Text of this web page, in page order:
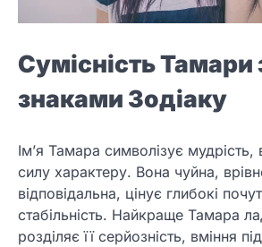
Сумісність Тамари
знаками Зодіаку
Ім’я Тамара символізує мудрість,
силу характеру. Вона чуйна,
відповідальна, цінує глибокі
стабільність. Найкраще Тамара
розділяє її серйозність, вміння